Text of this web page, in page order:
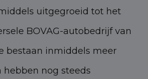
uitgegroeid tot het
BOVAG-autobedrijf van
bestaan inmiddels meer
hebben nog steeds